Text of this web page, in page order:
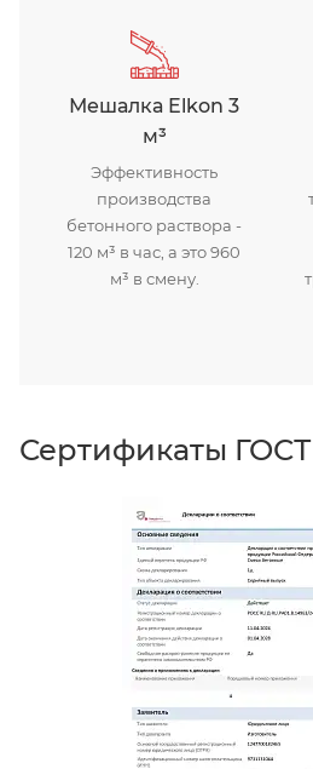
Мешалка Elkon 3
м³
Эффективность
производства
бетонного раствора -
120 м³ в час, а это 960
м³ в смену.
Сертификаты ГОСТ